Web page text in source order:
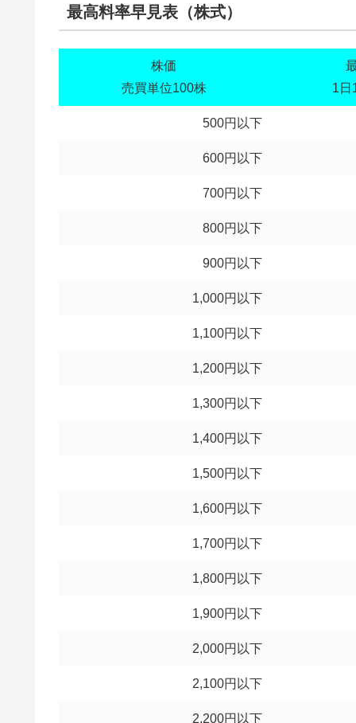
最高料率早見表（株式）
株価
売買単位100株
1日
500円以下
600円以下
700円以下
800円以下
900円以下
1,000円以下
1,100円以下
1,200円以下
1,300円以下
1,400円以下
1,500円以下
1,600円以下
1,700円以下
1,800円以下
1,900円以下
2,000円以下
2,100円以下
2,200円以下